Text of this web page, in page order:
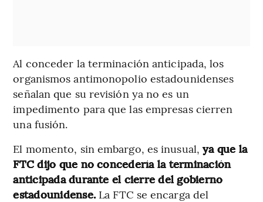
Al conceder la terminación anticipada, los
organismos antimonopolio estadounidenses
señalan que su revisión ya no es un
impedimento para que las empresas cierren
una fusión.
El momento, sin embargo, es inusual,ya que la
FTC dijo que no concedería la terminación
anticipada durante el cierre del gobierno
estadounidense. La FTC se encarga del